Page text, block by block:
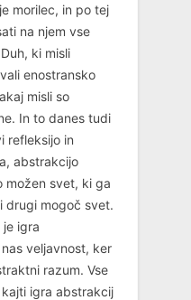
morilec, in po tej
na njem vse
ki misli
enostransko
misli so
In to danes tudi
refleksijo in
abstrakcijo
možen svet, ki ga
drugi mogoč svet.
je igra
veljavnost, ker
razum. Vse
igra abstrakcij